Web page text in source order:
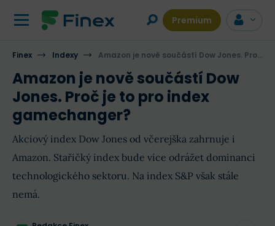
Premium
Finex Indexy Amazon je nově součástí Dow Jones. Proč je to pro index gamechanger?
Amazon je nově součástí Dow
Jones. Proč je to pro index
gamechanger?
Akciový index Dow Jones od včerejška zahrnuje i
Amazon. Stařičký index bude více odrážet dominanci
technologického sektoru. Na index S&P však stále
nemá.